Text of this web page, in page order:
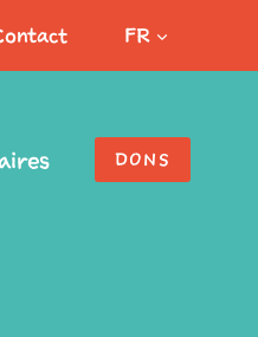
FR
DONS